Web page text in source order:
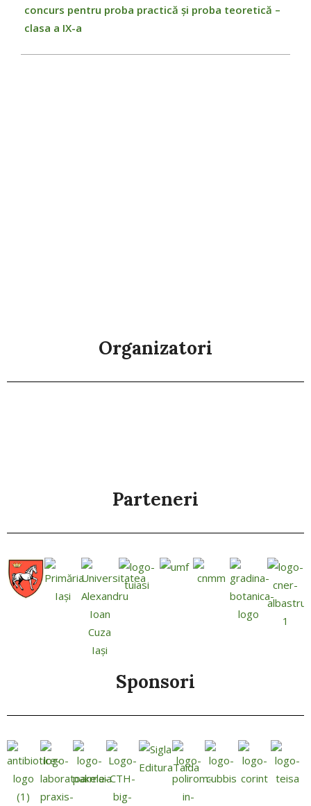
concurs pentru proba practică și proba teoretică –
clasa a IX-a
Organizatori
Parteneri
Sponsori